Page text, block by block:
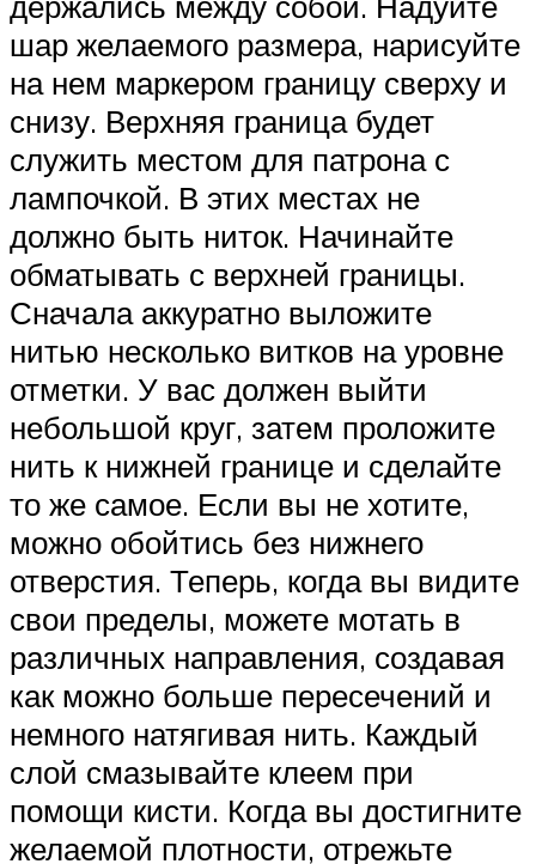
шар желаемого размера, нарисуйте
на нем маркером границу сверху и
снизу. Верхняя граница будет
служить местом для патрона с
лампочкой. В этих местах не
должно быть ниток. Начинайте
обматывать с верхней границы.
Сначала аккуратно выложите
нитью несколько витков на уровне
отметки. У вас должен выйти
небольшой круг, затем проложите
нить к нижней границе и сделайте
то же самое. Если вы не хотите,
можно обойтись без нижнего
отверстия. Теперь, когда вы видите
свои пределы, можете мотать в
различных направления, создавая
как можно больше пересечений и
немного натягивая нить. Каждый
слой смазывайте клеем при
помощи кисти. Когда вы достигните
желаемой плотности, отрежьте